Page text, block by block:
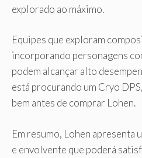
explorado ao máximo.
Equipes que exploram
incorporando personagens
podem alcançar alto
está procurando um Cryo
bem antes de comprar Lohen.
Em resumo, Lohen apresenta
e envolvente que poderá